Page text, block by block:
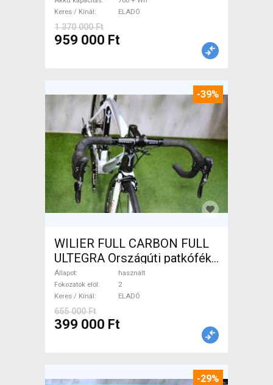
Keres / Kínál
ELADÓ
1 370 000 Ft
959 000 Ft
-39%
WILIER FULL CARBON FULL
ULTEGRA Országúti patkófék
használt ELADÓ
Állapot
használt
Fokozatok elöl
2
Keres / Kínál
ELADÓ
655 000 Ft
399 000 Ft
-29%